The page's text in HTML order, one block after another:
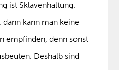
ist Sklavenhaltung.
dann kann man keine
empfinden, denn sonst
Deshalb sind